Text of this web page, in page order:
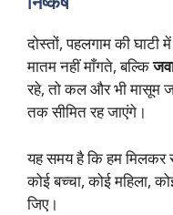
दोस्तों, पहलगाम की घाटी
मातम नहीं माँगते, बल्कि
रहे, तो कल और भी मासूम
तक सीमित रह जाएंगे।
यह समय है कि हम मिलकर
कोई बच्चा, कोई महिला,
जिए।